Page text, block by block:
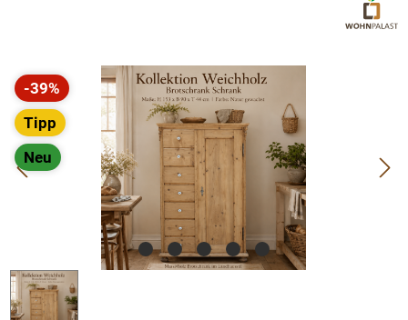
Bildergalerie überspringen
-39%
Rabatt
Tipp
Neu